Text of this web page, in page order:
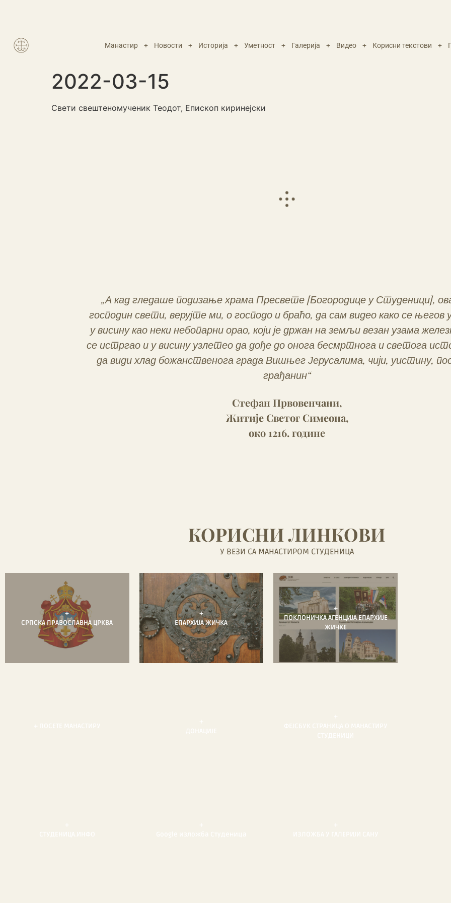
Манастир + Новости + Историја + Уметност + Галерија + Видео + Корисни текстови +
2022-03-15
Свети свештеномученик Теодот, Епископ киринејски
„А кад гледаше подизање храма Пресвете [Богородице у Студеници],
господин свети, верујте ми, о господо и браћо, да сам видео како се његов
у висину као неки небопарни орао, који је држан на земљи везан узама
се истргао и у висину узлетео да дође до онога бесмртнога и светога
да види хлад божанственога града Вишњег Јерусалима, чији, уистину,
грађанин“
Стефан Првовенчани,
Житије Светог Симеона,
око 1216. године
КОРИСНИ ЛИНКОВИ
У ВЕЗИ СА МАНАСТИРОМ СТУДЕНИЦА
+
СРПСКА ПРАВОСЛАВНА ЦРКВА
+
ЕПАРХИЈА ЖИЧКА
+
ПОКЛОНИЧКА АГЕНЦИЈА ЕПАРХИЈЕ
ЖИЧКЕ